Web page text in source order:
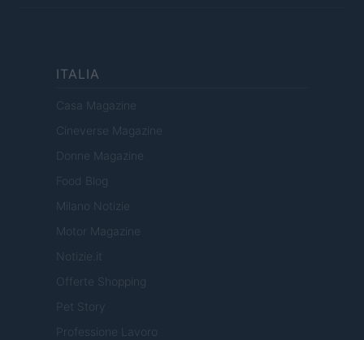
ITALIA
Casa Magazine
Cineverse Magazine
Donne Magazine
Food Blog
Milano Notizie
Motor Magazine
Notizie.it
Offerte Shopping
Pet Story
Professione Lavoro